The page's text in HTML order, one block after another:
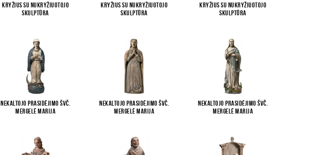
Kryžius su Nukryžiuotojo
skulptūra
Kryžius su Nukryžiuotojo
skulptūra
Kryžius su Nukryžiuotojo
skulptūra
Nekaltojo Prasidėjimo Švč.
Mergelė Marija
Nekaltojo Prasidėjimo Švč.
Mergelė Marija
Nekaltojo Prasidėjimo Švč.
Mergelė Marija